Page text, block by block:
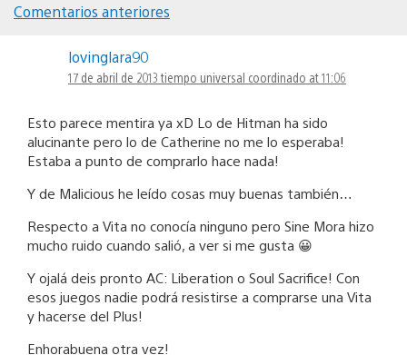
comentarios
Comentarios anteriores
lovinglara90
17 de abril de 2013 tiempo universal coordinado at 11:06
Esto parece mentira ya xD Lo de Hitman ha sido
alucinante pero lo de Catherine no me lo esperaba!
Estaba a punto de comprarlo hace nada!
Y de Malicious he leído cosas muy buenas también…
Respecto a Vita no conocía ninguno pero Sine Mora hizo
mucho ruido cuando salió, a ver si me gusta 😀
Y ojalá deis pronto AC: Liberation o Soul Sacrifice! Con
esos juegos nadie podrá resistirse a comprarse una Vita
y hacerse del Plus!
Enhorabuena otra vez!